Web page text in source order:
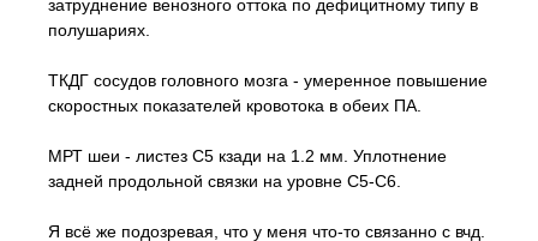
затруднение венозного оттока по дефицитному типу в
полушариях.
ТКДГ сосудов головного мозга - умеренное повышение
скоростных показателей кровотока в обеих ПА.
МРТ шеи - листез С5 кзади на 1.2 мм. Уплотнение
задней продольной связки на уровне С5-С6.
Я всё же подозревая, что у меня что-то связанно с вчд.